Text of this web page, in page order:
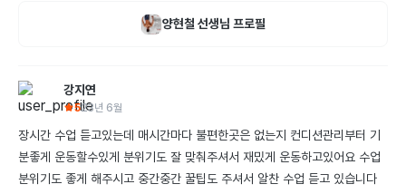
양현철 선생님 프로필
강지연
523년 6월
장시간 수업 듣고있는데 매시간마다 불편한곳은 없는지 컨디션관리부터 기
분좋게 운동할수있게 분위기도 잘 맞춰주셔서 재밌게 운동하고있어요 수업
분위기도 좋게 해주시고 중간중간 꿀팁도 주셔서 알찬 수업 듣고 있습니다